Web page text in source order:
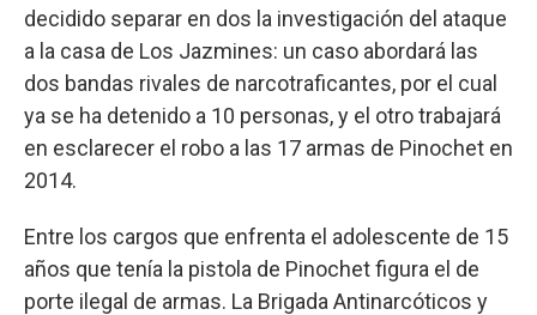
decidido separar en dos la investigación del ataque
a la casa de Los Jazmines: un caso abordará las
dos bandas rivales de narcotraficantes, por el cual
ya se ha detenido a 10 personas, y el otro trabajará
en esclarecer el robo a las 17 armas de Pinochet en
2014.
Entre los cargos que enfrenta el adolescente de 15
años que tenía la pistola de Pinochet figura el de
porte ilegal de armas. La Brigada Antinarcóticos y